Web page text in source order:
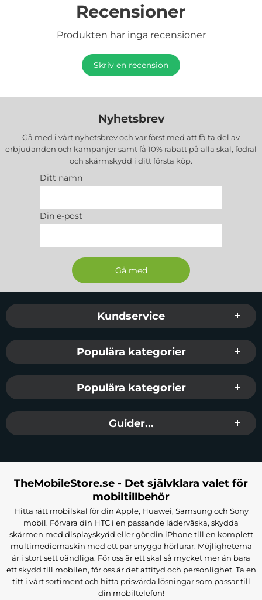
Recensioner
Produkten har inga recensioner
Skriv en recension
Nyhetsbrev
Gå med i vårt nyhetsbrev och var först med att få ta del av
erbjudanden och kampanjer samt få 10% rabatt på alla skal, fodral
och skärmskydd i ditt första köp.
Ditt namn
Din e-post
Sidfot Blandad info och länkar
Kundservice
Populära kategorier
Populära kategorier
Guider...
TheMobileStore.se - Det självklara valet för
mobiltillbehör
Hitta rätt mobilskal för din Apple, Huawei, Samsung och Sony
mobil. Förvara din HTC i en passande läderväska, skydda
skärmen med displayskydd eller gör din iPhone till en komplett
multimediemaskin med ett par snygga hörlurar. Möjligheterna
är i stort sett oändliga. För oss är ett skal så mycket mer än bara
ett skydd till mobilen, för oss är det attityd och personlighet. Ta en
titt i vårt sortiment och hitta prisvärda lösningar som passar till
din mobiltelefon!